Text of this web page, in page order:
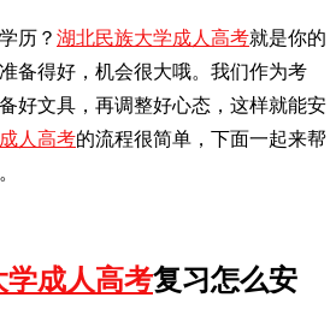
历？ 湖北民族大学成人高考就是你的
备得好，机会很大哦。我们作为考
好文具，再调整好心态，这样就能安
人高考的流程很简单，下面一起来帮
成人高考复习怎么安